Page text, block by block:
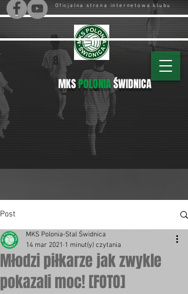
Oficjalna strona internetowa klubu
MKSPOLONIAŚWIDNICA
Post
Młodzi piłkarze jak zwykle
pokazali moc! [FOTO]
MKS Polonia-Stal Świdnica
14 mar 2021 1 minut(y) czytania